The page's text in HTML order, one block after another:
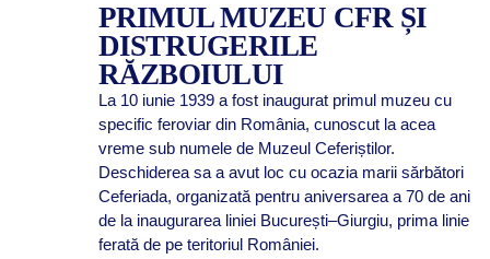
PRIMUL MUZEU CFR ȘI
DISTRUGERILE
RĂZBOIULUI
La 10 iunie 1939 a fost inaugurat primul muzeu cu
specific feroviar din România, cunoscut la acea
vreme sub numele de Muzeul Ceferiștilor.
Deschiderea sa a avut loc cu ocazia marii sărbători
Ceferiada, organizată pentru aniversarea a 70 de ani
de la inaugurarea liniei București–Giurgiu, prima linie
ferată de pe teritoriul României.